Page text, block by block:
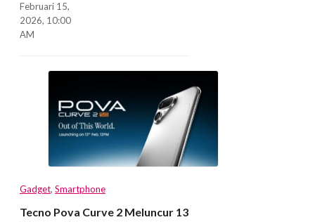
Februari 15,
2026, 10:00
AM
Gadget, Smartphone
Tecno Pova Curve 2 Meluncur 13